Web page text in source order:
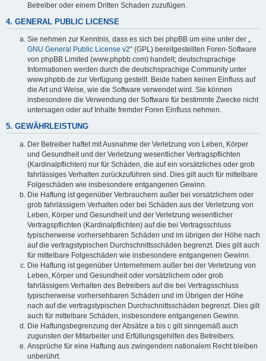
Betreiber oder einem Dritten Schaden zuzufügen.
4. GENERAL PUBLIC LICENSE
Sie nehmen zur Kenntnis, dass es sich bei phpBB um eine unter der „
GNU General Public License v2“ (GPL) bereitgestellten Foren-Software
von phpBB Limited (www.phpbb.com) handelt; deutschsprachige
Informationen werden durch die deutschsprachige Community unter
www.phpbb.de zur Verfügung gestellt. Beide haben keinen Einfluss auf
die Art und Weise, wie die Software verwendet wird. Sie können
insbesondere die Verwendung der Software für bestimmte Zwecke nicht
untersagen oder auf Inhalte fremder Foren Einfluss nehmen.
5. GEWÄHRLEISTUNG
Der Betreiber haftet mit Ausnahme der Verletzung von Leben, Körper
und Gesundheit und der Verletzung wesentlicher Vertragspflichten
(Kardinalpflichten) nur für Schäden, die auf ein vorsätzliches oder grob
fahrlässiges Verhalten zurückzuführen sind. Dies gilt auch für mittelbare
Folgeschäden wie insbesondere entgangenen Gewinn.
Die Haftung ist gegenüber Verbrauchern außer bei vorsätzlichem oder
grob fahrlässigem Verhalten oder bei Schäden aus der Verletzung von
Leben, Körper und Gesundheit und der Verletzung wesentlicher
Vertragspflichten (Kardinalpflichten) auf die bei Vertragsschluss
typischerweise vorhersehbaren Schäden und im übrigen der Höhe nach
auf die vertragstypischen Durchschnittsschäden begrenzt. Dies gilt auch
für mittelbare Folgeschäden wie insbesondere entgangenen Gewinn.
Die Haftung ist gegenüber Unternehmern außer bei der Verletzung von
Leben, Körper und Gesundheit oder vorsätzlichem oder grob
fahrlässigem Verhalten des Betreibers auf die bei Vertragsschluss
typischerweise vorhersehbaren Schäden und im Übrigen der Höhe
nach auf die vertragstypischen Durchschnittsschäden begrenzt. Dies gilt
auch für mittelbare Schäden, insbesondere entgangenen Gewinn.
Die Haftungsbegrenzung der Absätze a bis c gilt sinngemäß auch
zugunsten der Mitarbeiter und Erfüllungsgehilfen des Betreibers.
Ansprüche für eine Haftung aus zwingendem nationalem Recht bleiben
unberührt.